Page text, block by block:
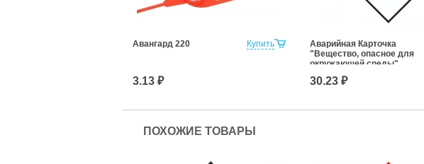
Купить
Авангард 220
3.13 ₽
Аварийная Карточка
"Вещество, опасное для
окружающей среды"
30.23 ₽
ПОХОЖИЕ ТОВАРЫ